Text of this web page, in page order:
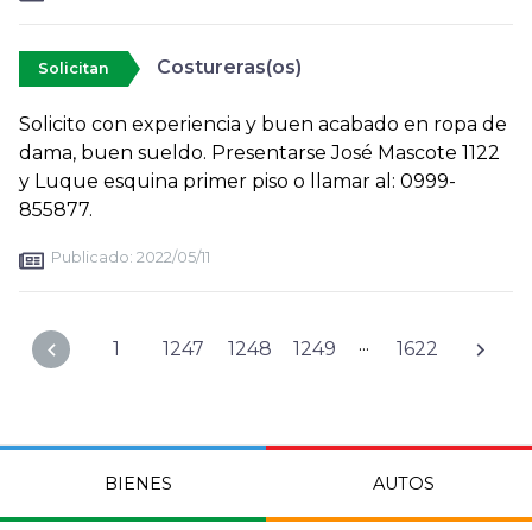
Solicitan Costureras(os)
Solicito con experiencia y buen acabado en ropa de
dama, buen sueldo. Presentarse José Mascote 1122
y Luque esquina primer piso o llamar al: 0999-
855877.
Publicado: 2022/05/11
1 1247 1248 1249 ... 1622
BIENES AUTOS